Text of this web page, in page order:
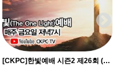
[CKPC]한빛예배 시즌2 제26회 (11/…